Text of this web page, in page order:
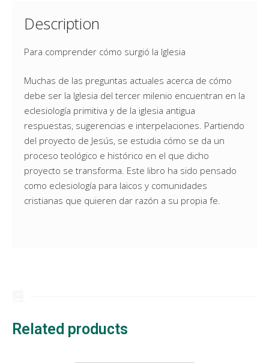
Description
Para comprender cómo surgió la Iglesia
Muchas de las preguntas actuales acerca de cómo
debe ser la Iglesia del tercer milenio encuentran en la
eclesiología primitiva y de la iglesia antigua
respuestas, sugerencias e interpelaciones. Partiendo
del proyecto de Jesús, se estudia cómo se da un
proceso teológico e histórico en el que dicho
proyecto se transforma. Este libro ha sido pensado
como eclesiología para laicos y comunidades
cristianas que quieren dar razón a su propia fe.
Related products